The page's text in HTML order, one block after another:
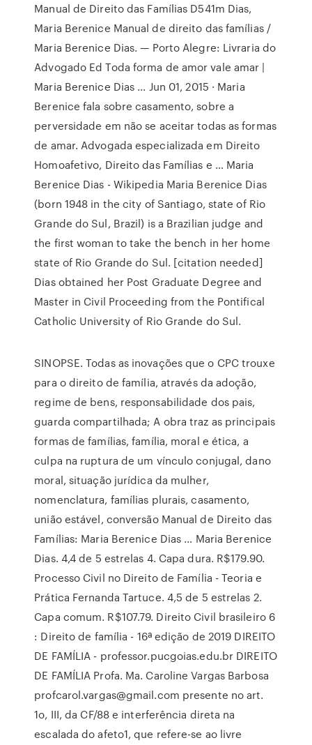
Manual de Direito das Famílias D541m Dias,
Maria Berenice Manual de direito das famílias /
Maria Berenice Dias. — Porto Alegre: Livraria do
Advogado Ed Toda forma de amor vale amar |
Maria Berenice Dias ... Jun 01, 2015 · Maria
Berenice fala sobre casamento, sobre a
perversidade em não se aceitar todas as formas
de amar. Advogada especializada em Direito
Homoafetivo, Direito das Famílias e … Maria
Berenice Dias - Wikipedia Maria Berenice Dias
(born 1948 in the city of Santiago, state of Rio
Grande do Sul, Brazil) is a Brazilian judge and
the first woman to take the bench in her home
state of Rio Grande do Sul. [citation needed]
Dias obtained her Post Graduate Degree and
Master in Civil Proceeding from the Pontifical
Catholic University of Rio Grande do Sul.
SINOPSE. Todas as inovações que o CPC trouxe
para o direito de família, através da adoção,
regime de bens, responsabilidade dos pais,
guarda compartilhada; A obra traz as principais
formas de famílias, família, moral e ética, a
culpa na ruptura de um vínculo conjugal, dano
moral, situação jurídica da mulher,
nomenclatura, famílias plurais, casamento,
união estável, conversão Manual de Direito das
Famílias: Maria Berenice Dias ... Maria Berenice
Dias. 4,4 de 5 estrelas 4. Capa dura. R$179.90.
Processo Civil no Direito de Família - Teoria e
Prática Fernanda Tartuce. 4,5 de 5 estrelas 2.
Capa comum. R$107.79. Direito Civil brasileiro 6
: Direito de família - 16ª edição de 2019 DIREITO
DE FAMÍLIA - professor.pucgoias.edu.br DIREITO
DE FAMÍLIA Profa. Ma. Caroline Vargas Barbosa
profcarol.vargas@gmail.com presente no art.
1o, III, da CF/88 e interferência direta na
escalada do afeto1, que refere-se ao livre